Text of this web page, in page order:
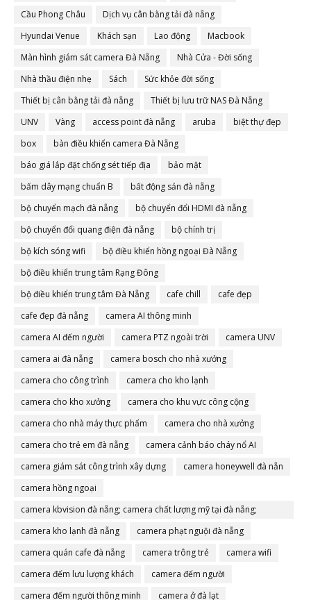
Cầu Phong Châu
Dịch vụ cân bằng tải đà nẵng
Hyundai Venue
Khách sạn Lao động
Macbook
Màn hình giám sát camera Đà Nẵng
Nhà Cửa - Đời sống
Nhà thầu điện nhẹ
Sách
Sức khỏe đời sống
Thiết bị cân bằng tải đà nẵng
Thiết bị lưu trữ NAS Đà Nẵng
UNV
Vàng access point đà nẵng aruba
biệt thự đẹp
box
bàn điều khiển camera Đà Nẵng
báo giá lắp đặt chống sét tiếp địa
bảo mật
bấm dây mạng chuẩn B
bất động sản đà nẵng
bộ chuyển mạch đà nẵng
bộ chuyển đổi HDMI đà nẵng
bộ chuyển đổi quang điện đà nẵng
bộ chính trị
bộ kích sóng wifi
bộ điều khiển hồng ngoại Đà Nẵng
bộ điều khiển trung tâm Rạng Đông
bộ điều khiển trung tâm Đà Nẵng
cafe chill
cafe đẹp
cafe đẹp đà nẵng
camera AI thông minh
camera AI đếm người
camera PTZ ngoài trời
camera UNV
camera ai đà nẵng
camera bosch cho nhà xưởng
camera cho công trình
camera cho kho lạnh
camera cho kho xưởng
camera cho khu vực công cộng
camera cho nhà máy thực phẩm
camera cho nhà xưởng
camera cho trẻ em đà nẵng
camera cảnh báo cháy nổ AI
camera giám sát công trình xây dựng
camera honeywell đà nẵn
camera hồng ngoại
camera kbvision đà nẵng; camera chất lượng mỹ tại đà nẵng;
camera đà nẵng
camera kho lạnh đà nẵng
camera phạt nguội đà nẵng
camera quán cafe đà nẵng
camera trông trẻ
camera wifi
camera đếm lưu lượng khách
camera đếm người
camera đếm người thông minh
camera ở đà lạt